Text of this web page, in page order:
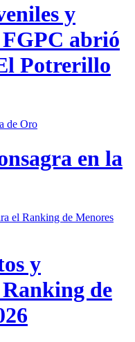
y
abrió
Potrerillo
en la
y
de